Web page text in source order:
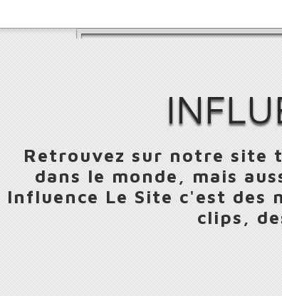
Retrouvez sur notre site
dans le monde, mais
Influence Le Site c'est des
clips,